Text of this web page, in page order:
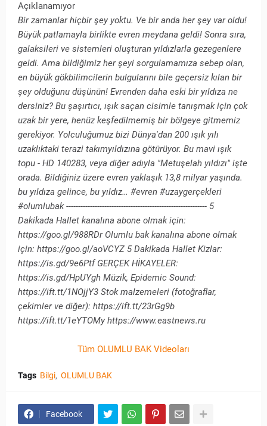
Açıklanamıyor
Bir zamanlar hiçbir şey yoktu. Ve bir anda her şey var oldu!
Büyük patlamayla birlikte evren meydana geldi! Sonra sıra,
galaksileri ve sistemleri oluşturan yıldızlarla gezegenlere
geldi. Ama bildiğimiz her şeyi sorgulamamıza sebep olan,
en büyük gökbilimcilerin bulgularını bile geçersiz kılan bir
şey olduğunu düşünün! Evrenden daha eski bir yıldıza ne
dersiniz? Bu şaşırtıcı, ışık saçan cisimle tanışmak için çok
uzak bir yere, henüz keşfedilmemiş bir bölgeye gitmemiz
gerekiyor. Yolculuğumuz bizi Dünya'dan 200 ışık yılı
uzaklıktaki terazi takımyıldızına götürüyor. Bu mavi ışık
topu - HD 140283, veya diğer adıyla "Metuşelah yıldızı" işte
orada. Bildiğiniz üzere evren yaklaşık 13,8 milyar yaşında.
bu yıldıza gelince, bu yıldız… #evren #uzaygerçekleri
#olumlubak ----------------------------------------------------------- 5
Dakikada Hallet kanalına abone olmak için:
https://goo.gl/988RDr Olumlu bak kanalına abone olmak
için: https://goo.gl/aoVCYZ 5 Dakikada Hallet Kizlar:
https://is.gd/9e6Ptf GERÇEK HİKAYELER:
https://is.gd/HpUYgh Müzik, Epidemic Sound:
https://ift.tt/1NOjjY3 Stok malzemeleri (fotoğraflar,
çekimler ve diğer): https://ift.tt/23rGg9b
https://ift.tt/1eYTOMy https://www.eastnews.ru
Tüm OLUMLU BAK Videoları
Tags Bilgi OLUMLU BAK
Facebook